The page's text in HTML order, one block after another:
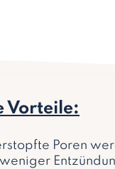
Vorteile:
Poren